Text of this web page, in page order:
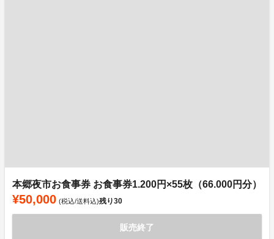
本郷夜市お食事券 お食事券1.200円×55枚（66.000円分）
¥50,000 (税込/送料込)残り30
販売終了